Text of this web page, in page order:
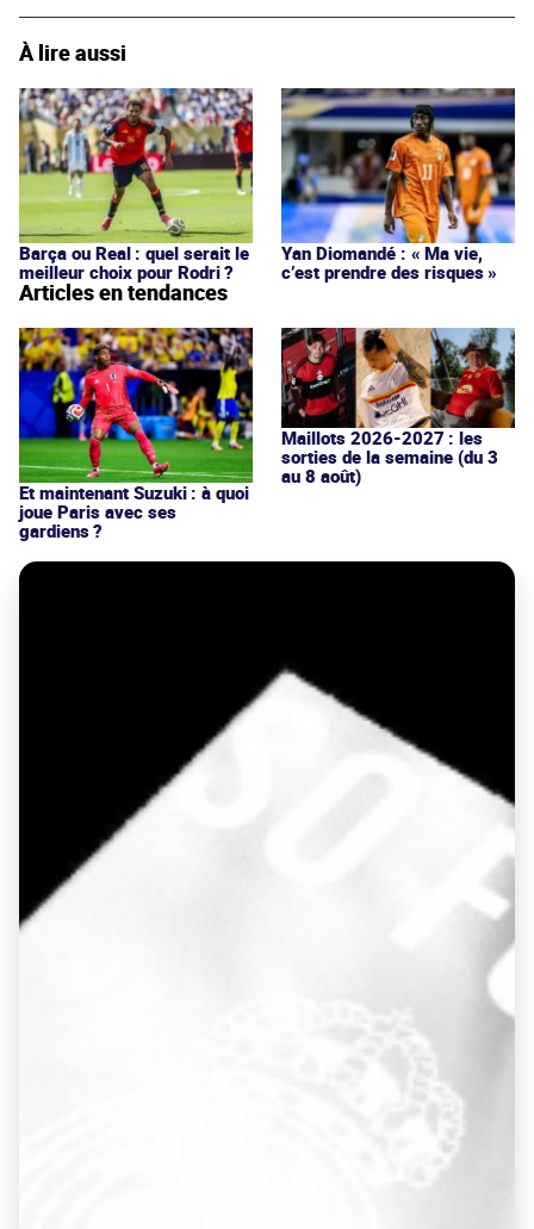
À lire aussi
Barça ou Real : quel serait le
meilleur choix pour Rodri ?
Yan Diomandé : « Ma vie,
c’est prendre des risques »
Articles en tendances
Et maintenant Suzuki : à quoi
joue Paris avec ses
gardiens ?
Maillots 2026-2027 : les
sorties de la semaine (du 3
au 8 août)